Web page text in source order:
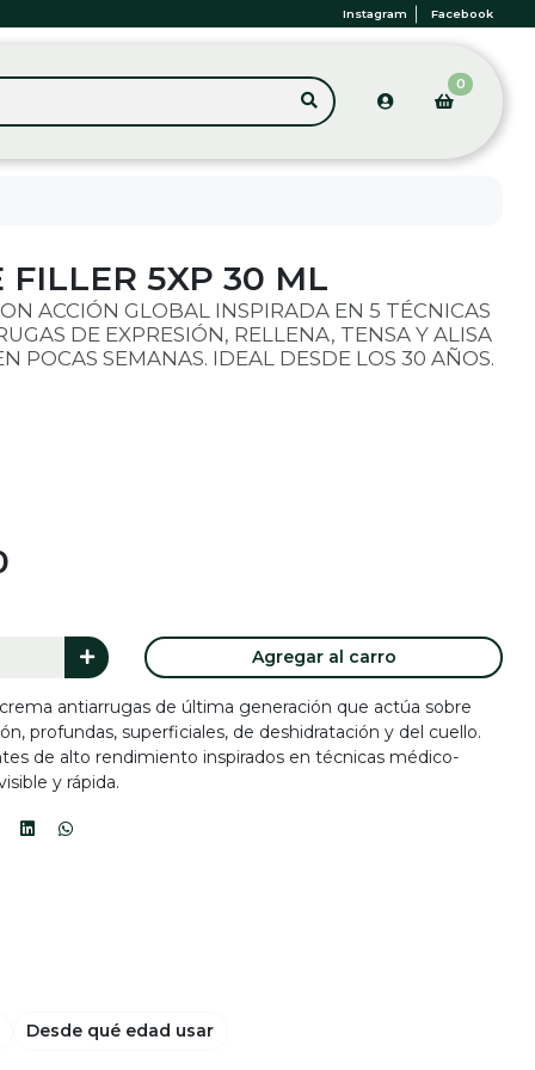
Instagram Facebook
0
FILLER 5XP 30 ML
ACCIÓN GLOBAL INSPIRADA EN 5 TÉCNICAS
DE EXPRESIÓN, RELLENA, TENSA Y ALISA
POCAS SEMANAS. IDEAL DESDE LOS 30 AÑOS.
Agregar al carro
antiarrugas de última generación que actúa sobre
profundas, superficiales, de deshidratación y del cuello.
de alto rendimiento inspirados en técnicas médico-
y rápida.
Desde qué edad usar